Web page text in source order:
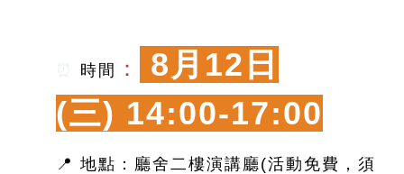
時間 ：
8月12日
(三) 14:00-17:00
📍 地點：廳舍二樓演講廳(活動免費，須